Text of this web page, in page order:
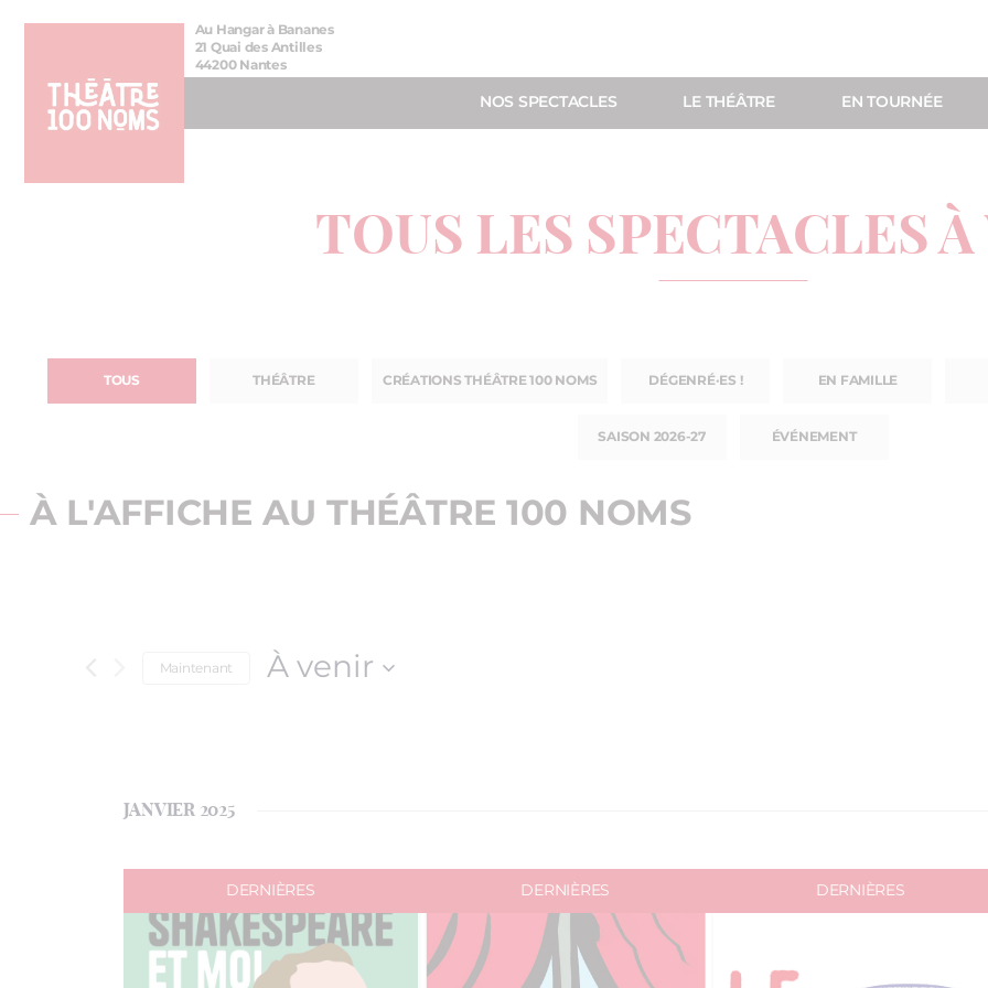
Aller
Aller au
Au Hangar à Bananes
21 Quai des Antilles
44200 Nantes
NOS SPECTACLES LE THÉÂTRE EN TOURNÉE
TOUS LES SPECTACLES
TOUS THÉÂTRE CRÉATIONS THÉÂTRE 100 NOMS DÉGENRÉ·ES ! EN FAMILLE
SAISON 2026-27 ÉVÉNEMENT
À L'AFFICHE AU THÉÂTRE 100 NOMS
Maintenant À venir
JANVIER 2025
DERNIÈRES DERNIÈRES DERNIÈRES